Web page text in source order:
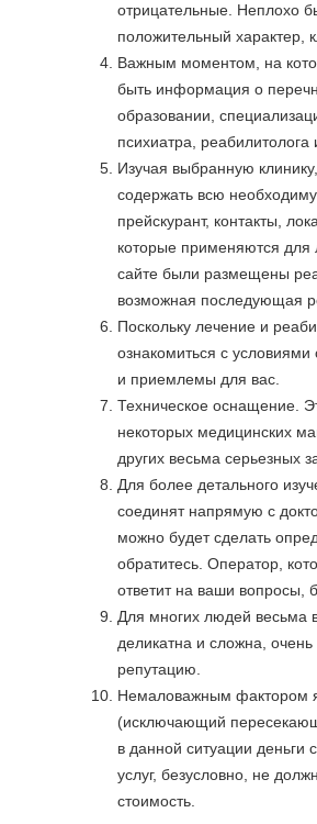
отрицательные. Неплохо
положительный характер,
Важным моментом, на
быть информация о
образовании,
психиатра, реабилитолога
Изучая выбранную
содержать всю
прейскурант, контакты,
которые применяются для
сайте были размещены
возможная последующая
Поскольку лечение и
ознакомиться с
и приемлемы для вас.
Техническое оснащение.
некоторых медицинских
других весьма серьезных
Для более детального
соединят напрямую с
можно будет сделать
обратитесь. Оператор,
ответит на ваши вопросы,
Для многих людей весьма
деликатна и сложна,
репутацию.
Немаловажным фактором
(исключающий
в данной ситуации деньги
услуг, безусловно, не
стоимость.